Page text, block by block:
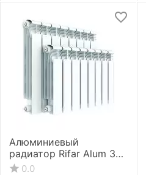
Алюминиевый
радиатор Rifar Alum 350
10 секций
0.0